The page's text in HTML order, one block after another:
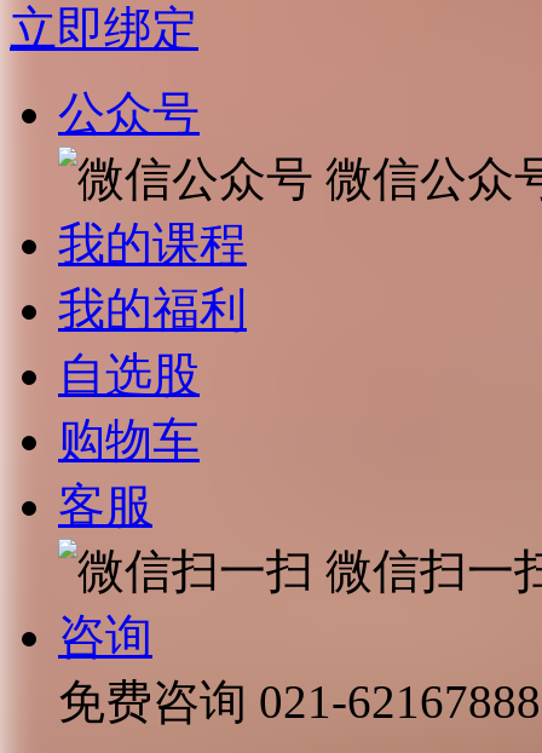
立即绑定
公众号
微信公众
我的课程
我的福利
自选股
购物车
客服
微信扫一
咨询
免费咨询 021-62167888